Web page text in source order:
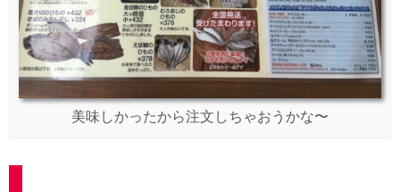
美味しかったから注文しちゃおうかな〜